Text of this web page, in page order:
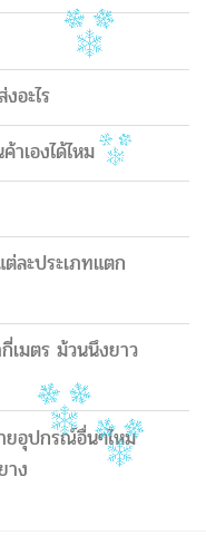
อะไร
าเองได้ไหม
ละประเภทแตก
เมตร ม้วนนึงยาว
ยอุปกรณ์อื่นๆไหม
าง